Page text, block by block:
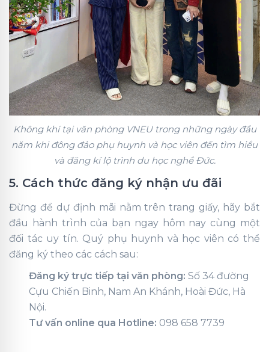
Không khí tại văn phòng VNEU trong những ngày đầu
năm khi đông đảo phụ huynh và học viên đến tìm hiểu
và đăng kí lộ trình du học nghề Đức.
5. Cách thức đăng ký nhận ưu đãi
Đừng để dự định mãi nằm trên trang giấy, hãy bắt
đầu hành trình của bạn ngay hôm nay cùng một
đối tác uy tín. Quý phụ huynh và học viên có thể
đăng ký theo các cách sau:
Đăng ký trực tiếp tại văn phòng: Số 34 đường
Cựu Chiến Binh, Nam An Khánh, Hoài Đức, Hà
Nội.
Tư vấn online qua Hotline: 098 658 7739